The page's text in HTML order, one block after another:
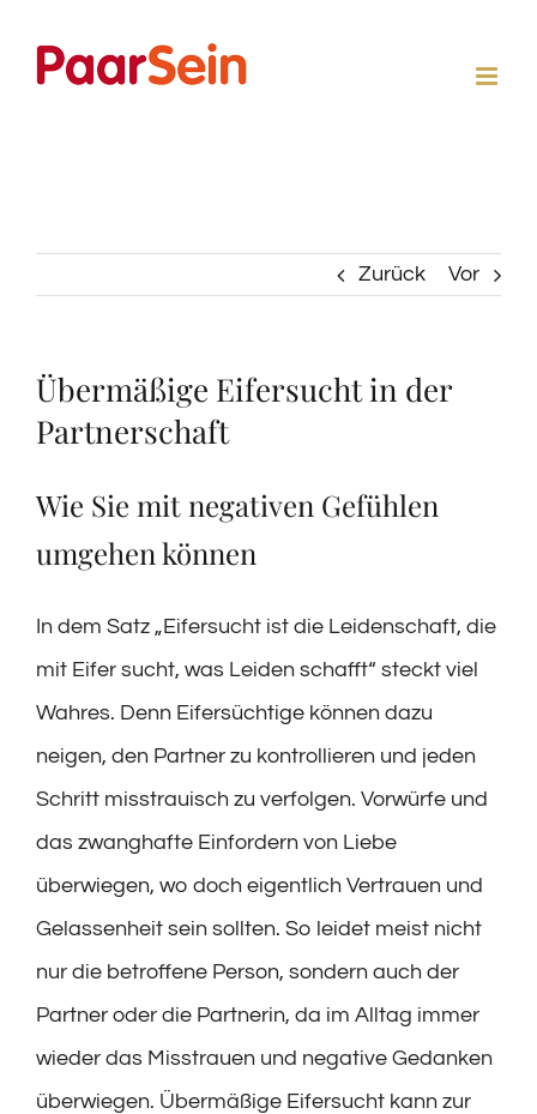
Inhalt
Zurück Vor
Übermäßige Eifersucht in der
Partnerschaft
Wie Sie mit negativen Gefühlen
umgehen können
In dem Satz „Eifersucht ist die Leidenschaft, die
mit Eifer sucht, was Leiden schafft“ steckt viel
Wahres. Denn Eifersüchtige können dazu
neigen, den Partner zu kontrollieren und jeden
Schritt misstrauisch zu verfolgen. Vorwürfe und
das zwanghafte Einfordern von Liebe
überwiegen, wo doch eigentlich Vertrauen und
Gelassenheit sein sollten. So leidet meist nicht
nur die betroffene Person, sondern auch der
Partner oder die Partnerin, da im Alltag immer
wieder das Misstrauen und negative Gedanken
überwiegen. Übermäßige Eifersucht kann zur